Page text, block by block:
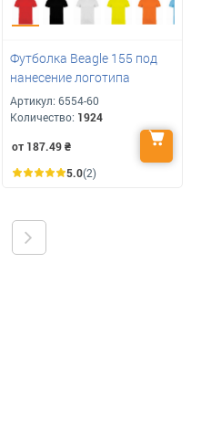
Футболка Beagle 155 под
нанесение логотипа
Артикул: 6554-60
Количество: 1924
от 187.49₴
5.0(2)